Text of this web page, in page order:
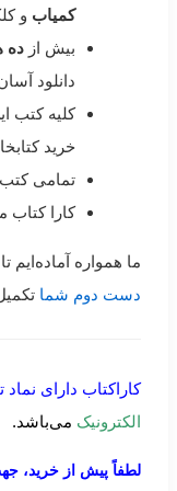
کمیاب و
بیش از ده
دانلود
کلیه کتب
خرید
تمامی
کارا کتاب
ما همواره آماده‌ایم
دست دوم شما
کاراکتاب دارای نماد
الکترونیک می‌باشد.
لطفاً پیش از خرید،